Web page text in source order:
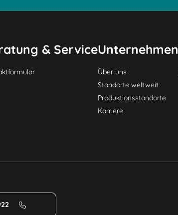
& ServiceUnternehmen
Über uns
Standorte weltweit
Produktionsstandorte
Karriere